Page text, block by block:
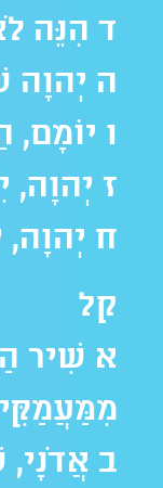
ד הִנֵּה
ה יְהוָה
ו
ז
ח
קל
א שִׁיר
ב